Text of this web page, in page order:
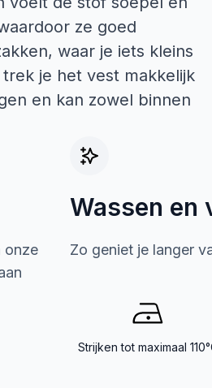
ze goed
waar je iets kleins
je het vest makkelijk
en kan zowel binnen
onze
Wassen en
Zo geniet je langer
Strijken tot maximaal